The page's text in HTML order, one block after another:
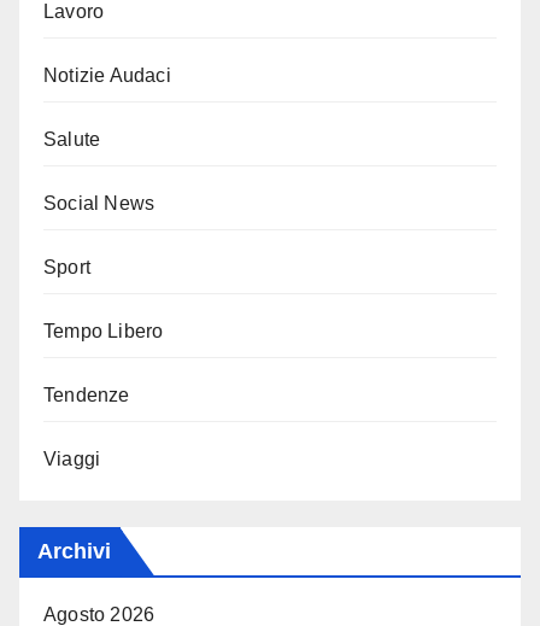
Lavoro
Notizie Audaci
Salute
Social News
Sport
Tempo Libero
Tendenze
Viaggi
Archivi
Agosto 2026